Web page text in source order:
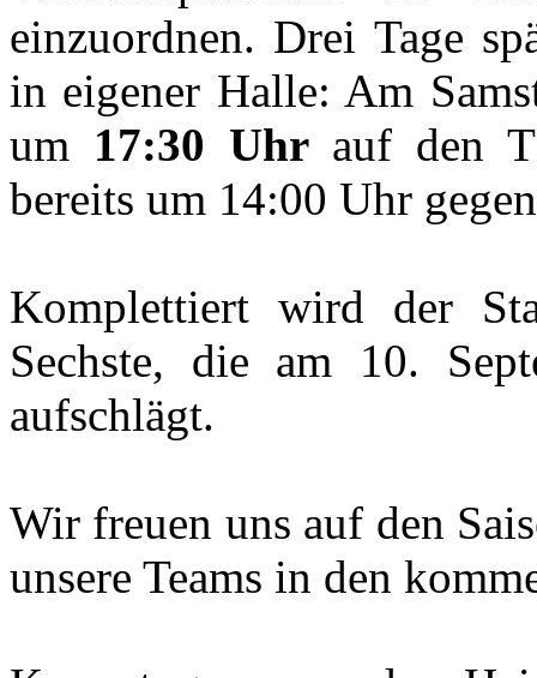
einzuordnen. Drei Tage
in eigener Halle: Am
um 17:30 Uhrauf den
bereits um 14:00 Uhr
Komplettiert wird der
Sechste, die am 10.
aufschlägt.
Wir freuen uns auf den
unsere Teams in den